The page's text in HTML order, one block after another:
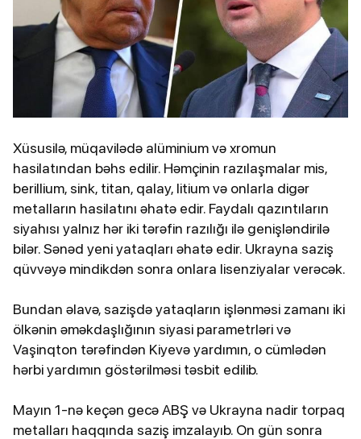
Xüsusilə, müqavilədə alüminium və xromun
hasilatından bəhs edilir. Həmçinin razılaşmalar mis,
berillium, sink, titan, qalay, litium və onlarla digər
metalların hasilatını əhatə edir. Faydalı qazıntıların
siyahısı yalnız hər iki tərəfin razılığı ilə genişləndirilə
bilər. Sənəd yeni yataqları əhatə edir. Ukrayna saziş
qüvvəyə mindikdən sonra onlara lisenziyalar verəcək.
Bundan əlavə, sazişdə yataqların işlənməsi zamanı iki
ölkənin əməkdaşlığının siyasi parametrləri və
Vaşinqton tərəfindən Kiyevə yardımın, o cümlədən
hərbi yardımın göstərilməsi təsbit edilib.
Mayın 1-nə keçən gecə ABŞ və Ukrayna nadir torpaq
metalları haqqında saziş imzalayıb. On gün sonra